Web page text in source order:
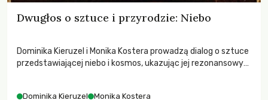
Dwugłos o sztuce i przyrodzie: Niebo
Dominika Kieruzel i Monika Kostera prowadzą dialog o sztuce
przedstawiającej niebo i kosmos, ukazując jej rezonansowy
Dominika Kieruzel Monika Kostera